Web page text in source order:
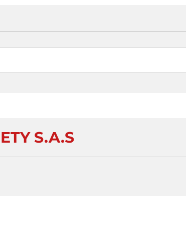
S.A.S